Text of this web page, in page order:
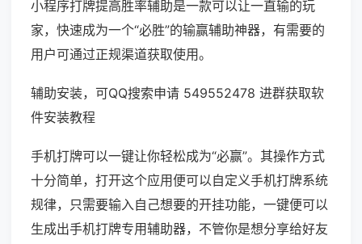
小程序打牌提高胜率辅助是一款可以让一直输的玩
家，快速成为一个“必胜”的输赢辅助神器，有需要的
用户可通过正规渠道获取使用。
辅助安装，可QQ搜索申请 549552478 进群获取软
件安装教程
手机打牌可以一键让你轻松成为“必赢”。其操作方式
十分简单，打开这个应用便可以自定义手机打牌系统
规律，只需要输入自己想要的开挂功能，一键便可以
生成出手机打牌专用辅助器，不管你是想分享给好友